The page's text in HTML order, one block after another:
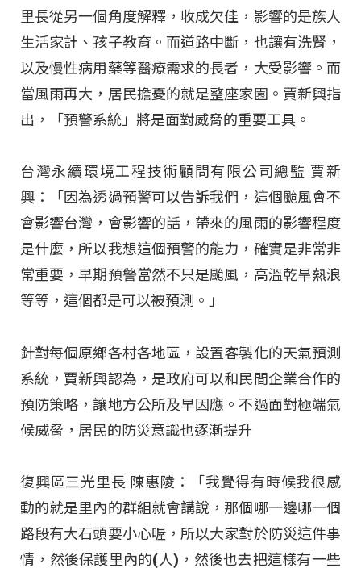
里長從另一個角度解釋，收成欠佳，影響的是族人
生活家計、孩子教育。而道路中斷，也讓有洗腎，
以及慢性病用藥等醫療需求的長者，大受影響。而
當風雨再大，居民擔憂的就是整座家園。賈新興指
出，「預警系統」將是面對威脅的重要工具。
台灣永續環境工程技術顧問有限公司總監 賈新
興：「因為透過預警可以告訴我們，這個颱風會不
會影響台灣，會影響的話，帶來的風雨的影響程度
是什麼，所以我想這個預警的能力，確實是非常非
常重要，早期預警當然不只是颱風，高溫乾旱熱浪
等等，這個都是可以被預測。」
針對每個原鄉各村各地區，設置客製化的天氣預測
系統，賈新興認為，是政府可以和民間企業合作的
預防策略，讓地方公所及早因應。不過面對極端氣
候威脅，居民的防災意識也逐漸提升
復興區三光里長 陳惠陵：「我覺得有時候我很感
動的就是里內的群組就會講說，那個哪一邊哪一個
路段有大石頭要小心喔，所以大家對於防災這件事
情，然後保護里內的(人)，然後也去把這樣有一些